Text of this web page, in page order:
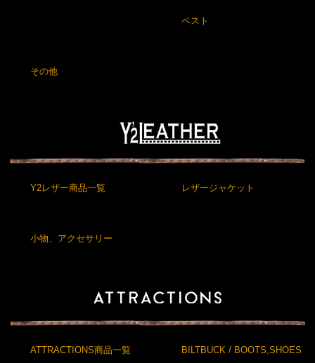
ベスト
その他
Y2レザー商品一覧 レザージャケット
小物、アクセサリー
ATTRACTIONS商品一覧 BILTBUCK / BOOTS,SHOES